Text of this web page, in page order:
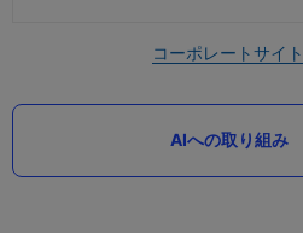
コーポレートサイト
AIへの取り組み